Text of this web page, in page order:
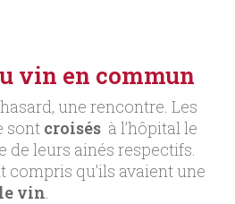
vin en commun
hasard, une rencontre. Les
sont croisésà l’hôpital le
de leurs ainés respectifs.
compris qu’ils avaient une
le vin